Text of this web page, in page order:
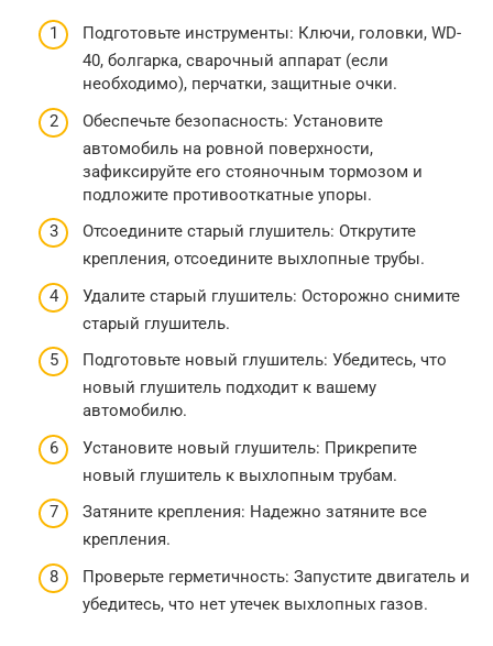
Подготовьте инструменты: Ключи, головки, WD-
40, болгарка, сварочный аппарат (если
необходимо), перчатки, защитные очки.
Обеспечьте безопасность: Установите
автомобиль на ровной поверхности,
зафиксируйте его стояночным тормозом и
подложите противооткатные упоры.
Отсоедините старый глушитель: Открутите
крепления, отсоедините выхлопные трубы.
Удалите старый глушитель: Осторожно снимите
старый глушитель.
Подготовьте новый глушитель: Убедитесь, что
новый глушитель подходит к вашему
автомобилю.
Установите новый глушитель: Прикрепите
новый глушитель к выхлопным трубам.
Затяните крепления: Надежно затяните все
крепления.
Проверьте герметичность: Запустите двигатель и
убедитесь, что нет утечек выхлопных газов.